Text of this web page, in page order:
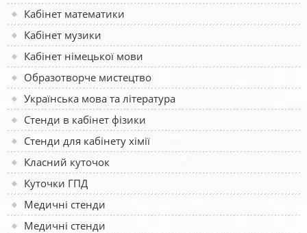
Кабінет математики
Кабінет музики
Кабінет німецької мови
Образотворче мистецтво
Українська мова та література
Стенди в кабінет фізики
Стенди для кабінету хімії
Класний куточок
Куточки ГПД
Медичні стенди
Медичні стенди